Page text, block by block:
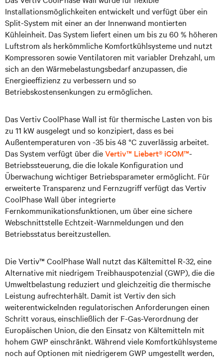
Installationsmöglichkeiten entwickelt und verfügt über ein
Split-System mit einer an der Innenwand montierten
Kühleinheit. Das System liefert einen um bis zu 60 % höheren
Luftstrom als herkömmliche Komfortkühlsysteme und nutzt
Kompressoren sowie Ventilatoren mit variabler Drehzahl, um
sich an den Wärmebelastungsbedarf anzupassen, die
Energieeffizienz zu verbessern und so
Betriebskostensenkungen zu ermöglichen.
Das Vertiv CoolPhase Wall ist für thermische Lasten von bis
zu 11 kW ausgelegt und so konzipiert, dass es bei
Außentemperaturen von -35 bis 48 °C zuverlässig arbeitet.
Das System verfügt über dieVertiv™ Liebert® iCOM™-
Betriebssteuerung, die die lokale Konfiguration und
Überwachung wichtiger Betriebsparameter ermöglicht. Für
erweiterte Transparenz und Fernzugriff verfügt das Vertiv
CoolPhase Wall über integrierte
Fernkommunikationsfunktionen, um über eine sichere
Webschnittstelle Echtzeit-Warnmeldungen und den
Betriebsstatus bereitzustellen.
Die Vertiv™ CoolPhase Wall nutzt das Kältemittel R-32, eine
Alternative mit niedrigem Treibhauspotenzial (GWP), die die
Umweltbelastung reduziert und gleichzeitig die thermische
Leistung aufrechterhält. Damit ist Vertiv den sich
weiterentwickelnden regulatorischen Anforderungen einen
Schritt voraus, einschließlich der F-Gas-Verordnung der
Europäischen Union, die den Einsatz von Kältemitteln mit
hohem GWP einschränkt. Während viele Komfortkühlsysteme
noch auf Optionen mit niedrigerem GWP umgestellt werden,